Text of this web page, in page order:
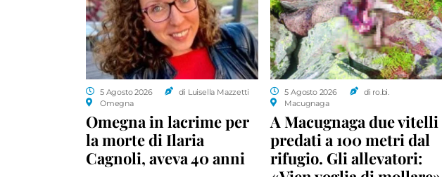
5 Agosto 2026
di Luisella Mazzetti
Omegna
Omegna in lacrime per
la morte di Ilaria
Cagnoli, aveva 40 anni
5 Agosto 2026
di ro.bi.
Macugnaga
A Macugnaga due vitelli
predati a 100 metri dal
rifugio. Gli allevatori: